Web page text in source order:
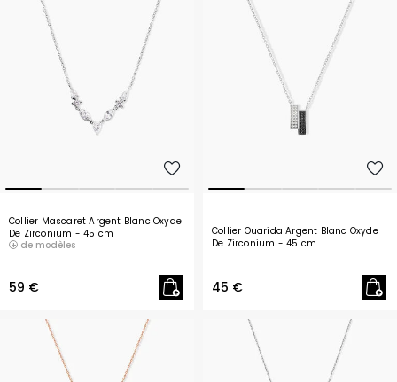
Collier Mascaret Argent Blanc Oxyde
De Zirconium - 45 cm
de modèles
59 €
Collier Ouarida Argent Blanc Oxyde
De Zirconium - 45 cm
45 €